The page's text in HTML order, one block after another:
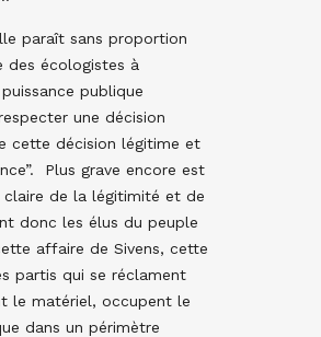
paraît sans proportion
des écologistes à
publique
une décision
cette décision légitime et
Plus grave encore est
de la légitimité et de
donc les élus du peuple
affaire de Sivens, cette
partis qui se réclament
le matériel, occupent le
dans un périmètre